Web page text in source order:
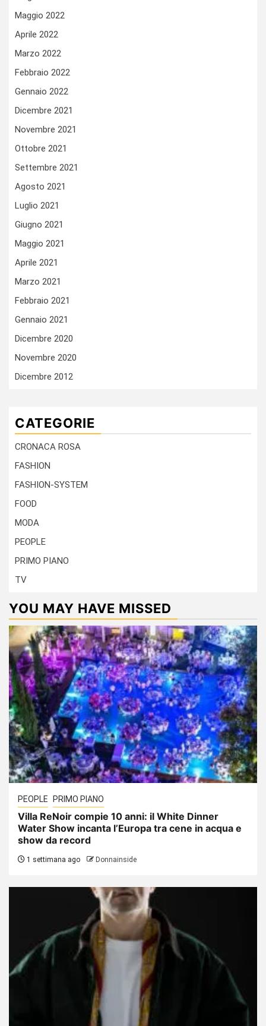
Maggio 2022
Aprile 2022
Marzo 2022
Febbraio 2022
Gennaio 2022
Dicembre 2021
Novembre 2021
Ottobre 2021
Settembre 2021
Agosto 2021
Luglio 2021
Giugno 2021
Maggio 2021
Aprile 2021
Marzo 2021
Febbraio 2021
Gennaio 2021
Dicembre 2020
Novembre 2020
Dicembre 2012
CATEGORIE
CRONACA ROSA
FASHION
FASHION-SYSTEM
FOOD
MODA
PEOPLE
PRIMO PIANO
TV
YOU MAY HAVE MISSED
PEOPLE PRIMO PIANO
Villa ReNoir compie 10 anni: il White Dinner
Water Show incanta l’Europa tra cene in acqua e
show da record
1 settimana ago Donnainside